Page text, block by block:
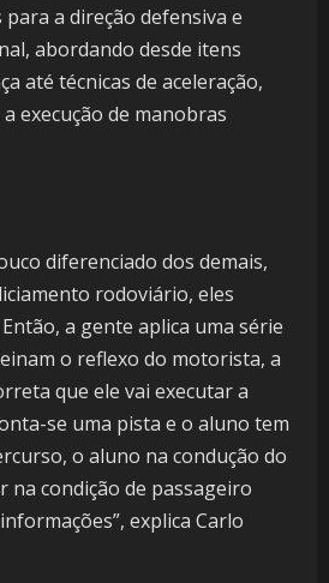
a direção defensiva e
abordando desde itens
até técnicas de aceleração,
execução de manobras
diferenciado dos demais,
rodoviário, eles
a gente aplica uma série
o reflexo do motorista, a
que ele vai executar a
se uma pista e o aluno tem
o aluno na condução do
condição de passageiro
explica Carlo